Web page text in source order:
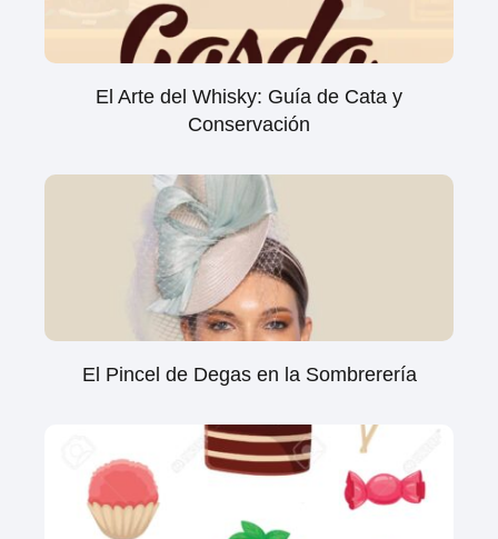
El Arte del Whisky: Guía de Cata y
Conservación
El Pincel de Degas en la Sombrerería